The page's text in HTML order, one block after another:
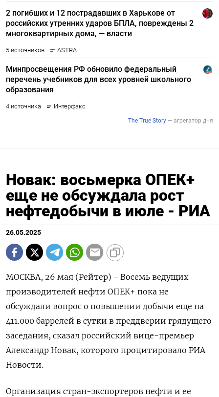
Новак: восьмерка ОПЕК+
еще не обсуждала рост
нефтедобычи в июле - РИА
26.05.2025
МОСКВА, 26 мая (Рейтер) - Восемь ведущих
производителей нефти ОПЕК+ пока не
обсуждали вопрос о повышении добычи еще на
411.000 баррелей в сутки в преддверии грядущего
заседания, сказал российский вице-премьер
Александр Новак, которого процитировало РИА
Новости.
Организация стран-экспортеров нефти и ее